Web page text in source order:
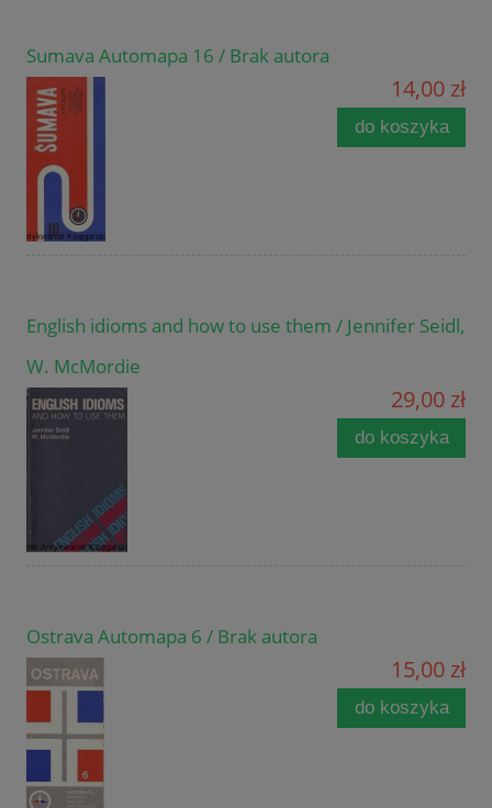
Sumava Automapa 16 / Brak autora
14,00 zł
do koszyka
English idioms and how to use them / Jennifer Seidl,
W. McMordie
29,00 zł
do koszyka
Ostrava Automapa 6 / Brak autora
15,00 zł
do koszyka